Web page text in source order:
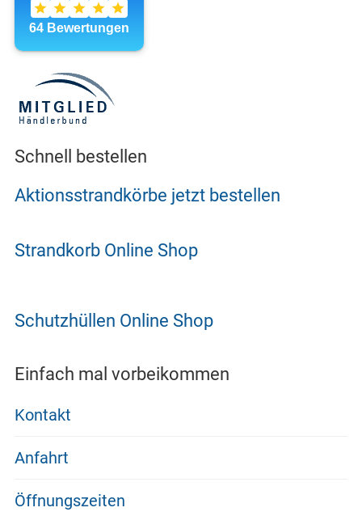
Schnell bestellen
Aktionsstrandkörbe jetzt bestellen
Strandkorb Online Shop
Schutzhüllen Online Shop
Einfach mal vorbeikommen
Kontakt
Anfahrt
Öffnungszeiten